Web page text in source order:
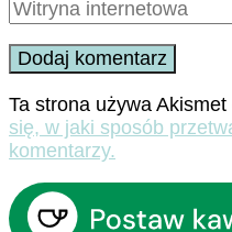
Ta strona używa
się, w jaki sposób
komentarzy.